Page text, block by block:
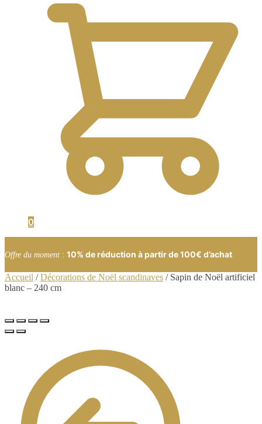
0
Offre du moment : 10% de réduction à partir de 100€ d’achat
Accueil /Décorations de Noël scandinaves / Sapin de Noël artificiel
blanc – 240 cm